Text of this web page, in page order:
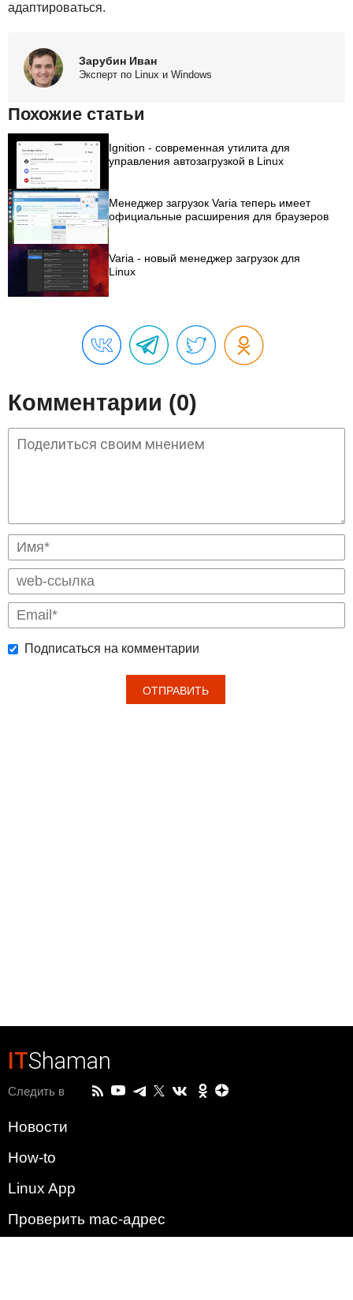
адаптироваться.
Зарубин Иван
Эксперт по Linux и Windows
Похожие статьи
Ignition - современная утилита для
управления автозагрузкой в Linux
Менеджер загрузок Varia теперь имеет
официальные расширения для браузеров
Varia - новый менеджер загрузок для
Linux
Комментарии (0)
Подписаться на комментарии
ITShaman
Следить в
Новости
How-to
Linux App
Проверить mac-адрес